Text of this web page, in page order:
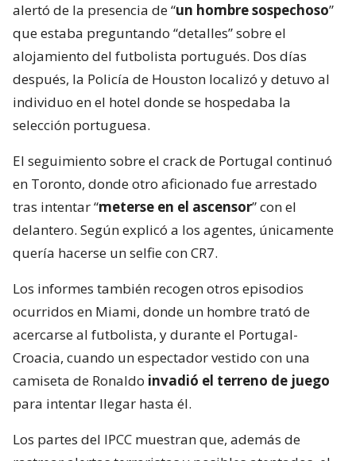
alertó de la presencia de “un hombre sospechoso”
que estaba preguntando “detalles” sobre el
alojamiento del futbolista portugués. Dos días
después, la Policía de Houston localizó y detuvo al
individuo en el hotel donde se hospedaba la
selección portuguesa.
El seguimiento sobre el crack de Portugal continuó
en Toronto, donde otro aficionado fue arrestado
tras intentar “meterse en el ascensor” con el
delantero. Según explicó a los agentes, únicamente
quería hacerse un selfie con CR7.
Los informes también recogen otros episodios
ocurridos en Miami, donde un hombre trató de
acercarse al futbolista, y durante el Portugal-
Croacia, cuando un espectador vestido con una
camiseta de Ronaldo invadió el terreno de juego
para intentar llegar hasta él.
Los partes del IPCC muestran que, además de